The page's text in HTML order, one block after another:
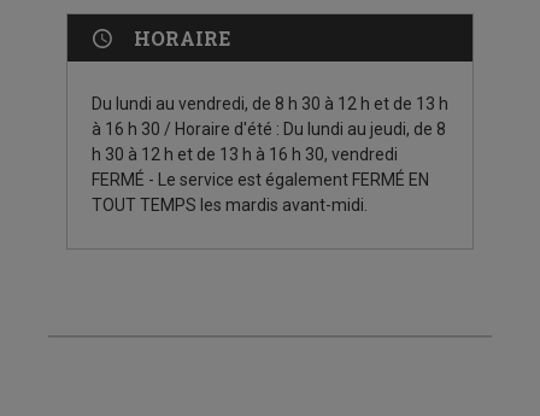
HORAIRE
Du lundi au vendredi, de 8 h 30 à 12 h et de 13 h
à 16 h 30 / Horaire d'été : Du lundi au jeudi, de 8
h 30 à 12 h et de 13 h à 16 h 30, vendredi
FERMÉ - Le service est également FERMÉ EN
TOUT TEMPS les mardis avant-midi.